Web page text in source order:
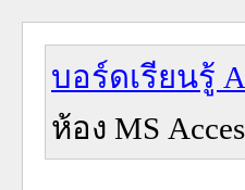
บอร์ดเรียนรู้
ห้อง MS